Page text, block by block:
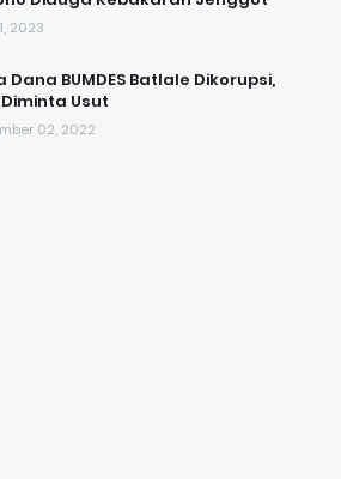
2023
Dana BUMDES Batlale Dikorupsi,
Usut
02, 2022